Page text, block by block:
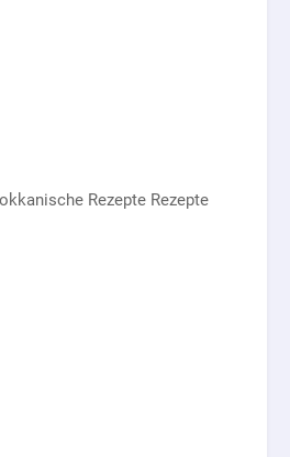
Rezepte Rezepte